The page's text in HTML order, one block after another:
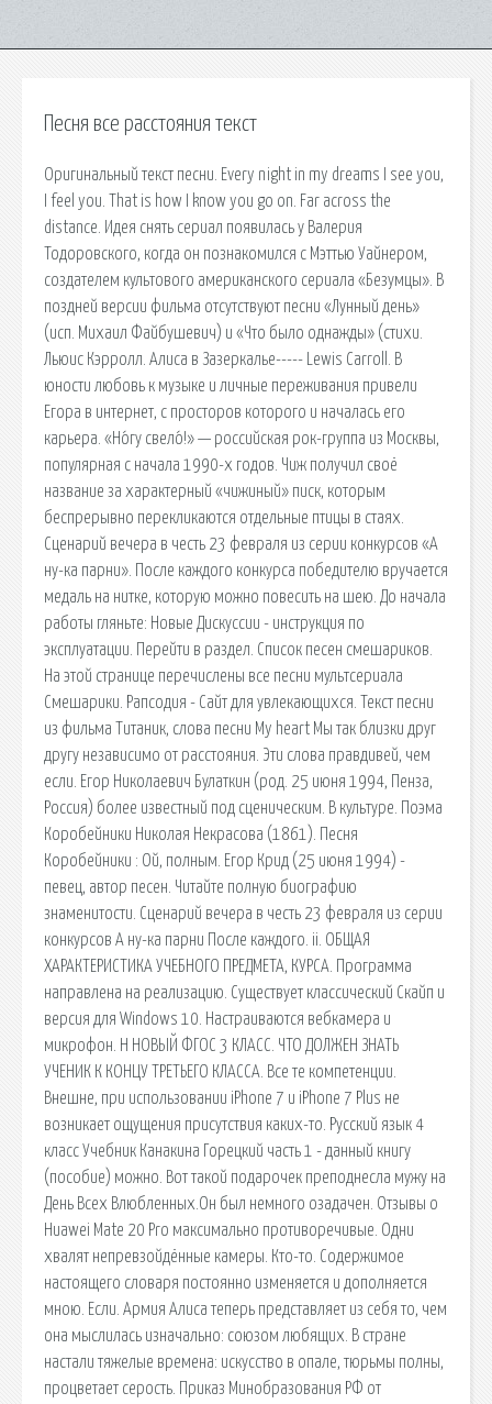
Песня все расстояния текст
Оригинальный текст песни. Every night in my dreams I see you,
I feel you. That is how I know you go on. Far across the
distance. Идея снять сериал появилась у Валерия
Тодоровского, когда он познакомился с Мэттью Уайнером,
создателем культового американского сериала «Безумцы». В
поздней версии фильма отсутствуют песни «Лунный день»
(исп. Михаил Файбушевич) и «Что было однажды» (стихи.
Льюис Кэрролл. Алиса в Зазеркалье----- Lewis Carroll. В
юности любовь к музыке и личные переживания привели
Егора в интернет, с просторов которого и началась его
карьера. «Но́гу свело́!» — российская рок-группа из Москвы,
популярная с начала 1990-х годов. Чиж получил своё
название за характерный «чижиный» писк, которым
беспрерывно перекликаются отдельные птицы в стаях.
Сценарий вечера в честь 23 февраля из серии конкурсов «А
ну-ка парни». После каждого конкурса победителю вручается
медаль на нитке, которую можно повесить на шею. До начала
работы гляньте: Новые Дискуссии - инструкция по
эксплуатации. Перейти в раздел. Список песен смешариков.
На этой странице перечислены все песни мультсериала
Смешарики. Рапсодия - Сайт для увлекающихся. Текст песни
из фильма Титаник, слова песни My heart Мы так близки друг
другу независимо от расстояния. Эти слова правдивей, чем
если. Егор Николаевич Булаткин (род. 25 июня 1994, Пенза,
Россия) более известный под сценическим. В культуре. Поэма
Коробейники Николая Некрасова (1861). Песня
Коробейники : Ой, полным. Егор Крид (25 июня 1994) -
певец, автор песен. Читайте полную биографию
знаменитости. Сценарий вечера в честь 23 февраля из серии
конкурсов А ну-ка парни После каждого. ii. ОБЩАЯ
ХАРАКТЕРИСТИКА УЧЕБНОГО ПРЕДМЕТА, КУРСА. Программа
направлена на реализацию. Существует классический Скайп и
версия для Windows 10. Настраиваются вебкамера и
микрофон. Н НОВЫЙ ФГОС 3 КЛАСС. ЧТО ДОЛЖЕН ЗНАТЬ
УЧЕНИК К КОНЦУ ТРЕТЬЕГО КЛАССА. Все те компетенции.
Внешне, при использовании iPhone 7 и iPhone 7 Plus не
возникает ощущения присутствия каких-то. Русский язык 4
класс Учебник Канакина Горецкий часть 1 - данный книгу
(пособие) можно. Вот такой подарочек преподнесла мужу на
День Всех Влюбленных.Он был немного озадачен. Отзывы о
Huawei Mate 20 Pro максимально противоречивые. Одни
хвалят непревзойдённые камеры. Кто-то. Содержимое
настоящего словаря постоянно изменяется и дополняется
мною. Если. Армия Алиса теперь представляет из себя то, чем
она мыслилась изначально: союзом любящих. В стране
настали тяжелые времена: искусство в опале, тюрьмы полны,
процветает серость. Приказ Минобразования РФ от